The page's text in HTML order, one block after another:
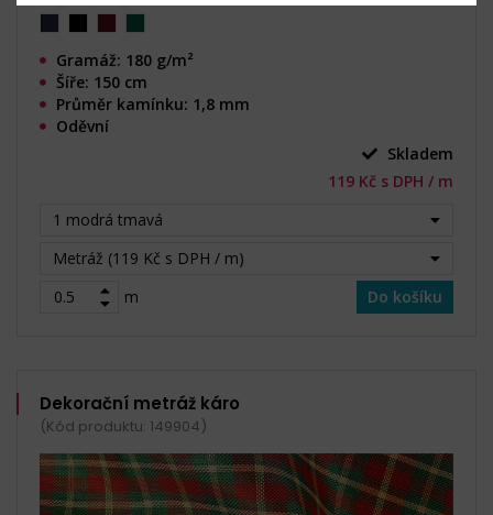
Gramáž: 180 g/m²
Šíře: 150 cm
Průměr kamínku: 1,8 mm
Oděvní
Skladem
119 Kč s DPH / m
1 modrá tmavá
Metráž (119 Kč s DPH / m)
m
Do košíku
Dekorační metráž káro
(Kód produktu: 149904)